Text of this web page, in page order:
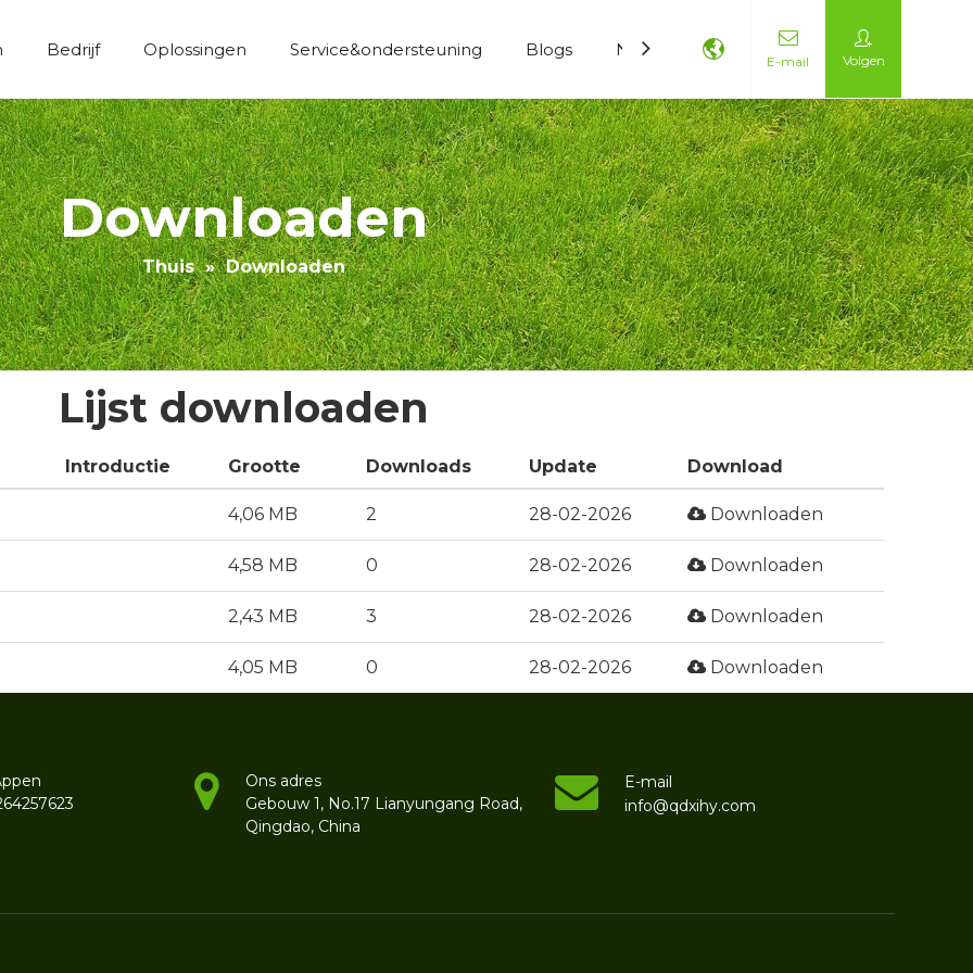
Bedrijf Oplossingen Service&ondersteuning Blogs Neem contact met ons op
E-mail Volgen
Downloaden
Thuis » Downloaden
Lijst downloaden
Introductie Grootte Downloads Update Download
4,06 MB 2 28-02-2026 Downloaden
4,58 MB 0 28-02-2026 Downloaden
2,43 MB 3 28-02-2026 Downloaden
4,05 MB 0 28-02-2026 Downloaden
Ons adres
Gebouw 1, No.17 Lianyungang Road,
Qingdao, China
E-mail
info@qdxihy.com